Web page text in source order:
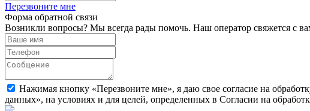
Перезвоните мне
Форма обратной связи
Возникли вопросы? Мы всегда рады помочь. Наш оператор свяжется с
Нажимая кнопку «Перезвоните мне», я даю свое согласие на
данных», на условиях и для целей, определенных в Согласии на